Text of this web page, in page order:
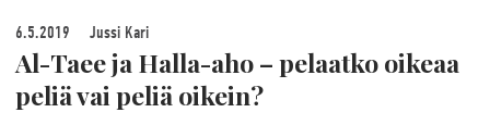
6.5.2019 Jussi Kari
Al-Taee ja Halla-aho – pelaatko oikeaa
peliä vai peliä oikein?